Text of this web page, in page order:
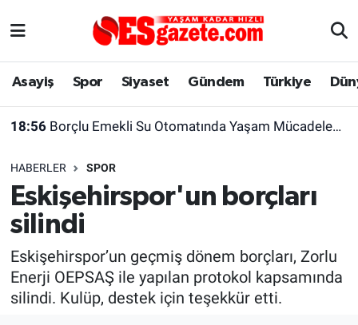
Asayiş Spor Siyaset Gündem Türkiye
18:56 Borçlu Emekli Su Otomatında Yaşam Mücadelesi Veriyor
HABERLER SPOR
Eskişehirspor'un borçları
silindi
Eskişehirspor’un geçmiş dönem borçları, Zorlu
Enerji OEPSAŞ ile yapılan protokol kapsamında
silindi. Kulüp, destek için teşekkür etti.
Asayiş
Gündem
Türkiye
Dünya
Sağlık
Yaşam
Eskişehirspor Arşivi
Eskişehir Arşivi
Röportaj
Ekonomi
Eskişehir Nöbetçi Eczaneler
Süper Lig Puan Durumu ve Fikstür
Tüm Manşetler
Son Dakika Haberleri
Haber Arşivi